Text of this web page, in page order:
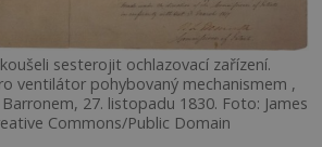
sesterojit ochlazovací zařízení.
ventilátor pohybovaný mechanismem ,
27. listopadu 1830. Foto: James
Commons/Public Domain